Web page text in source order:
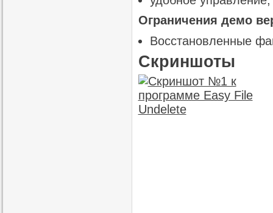
Ограничения демо
Восстановленные
Скриншоты